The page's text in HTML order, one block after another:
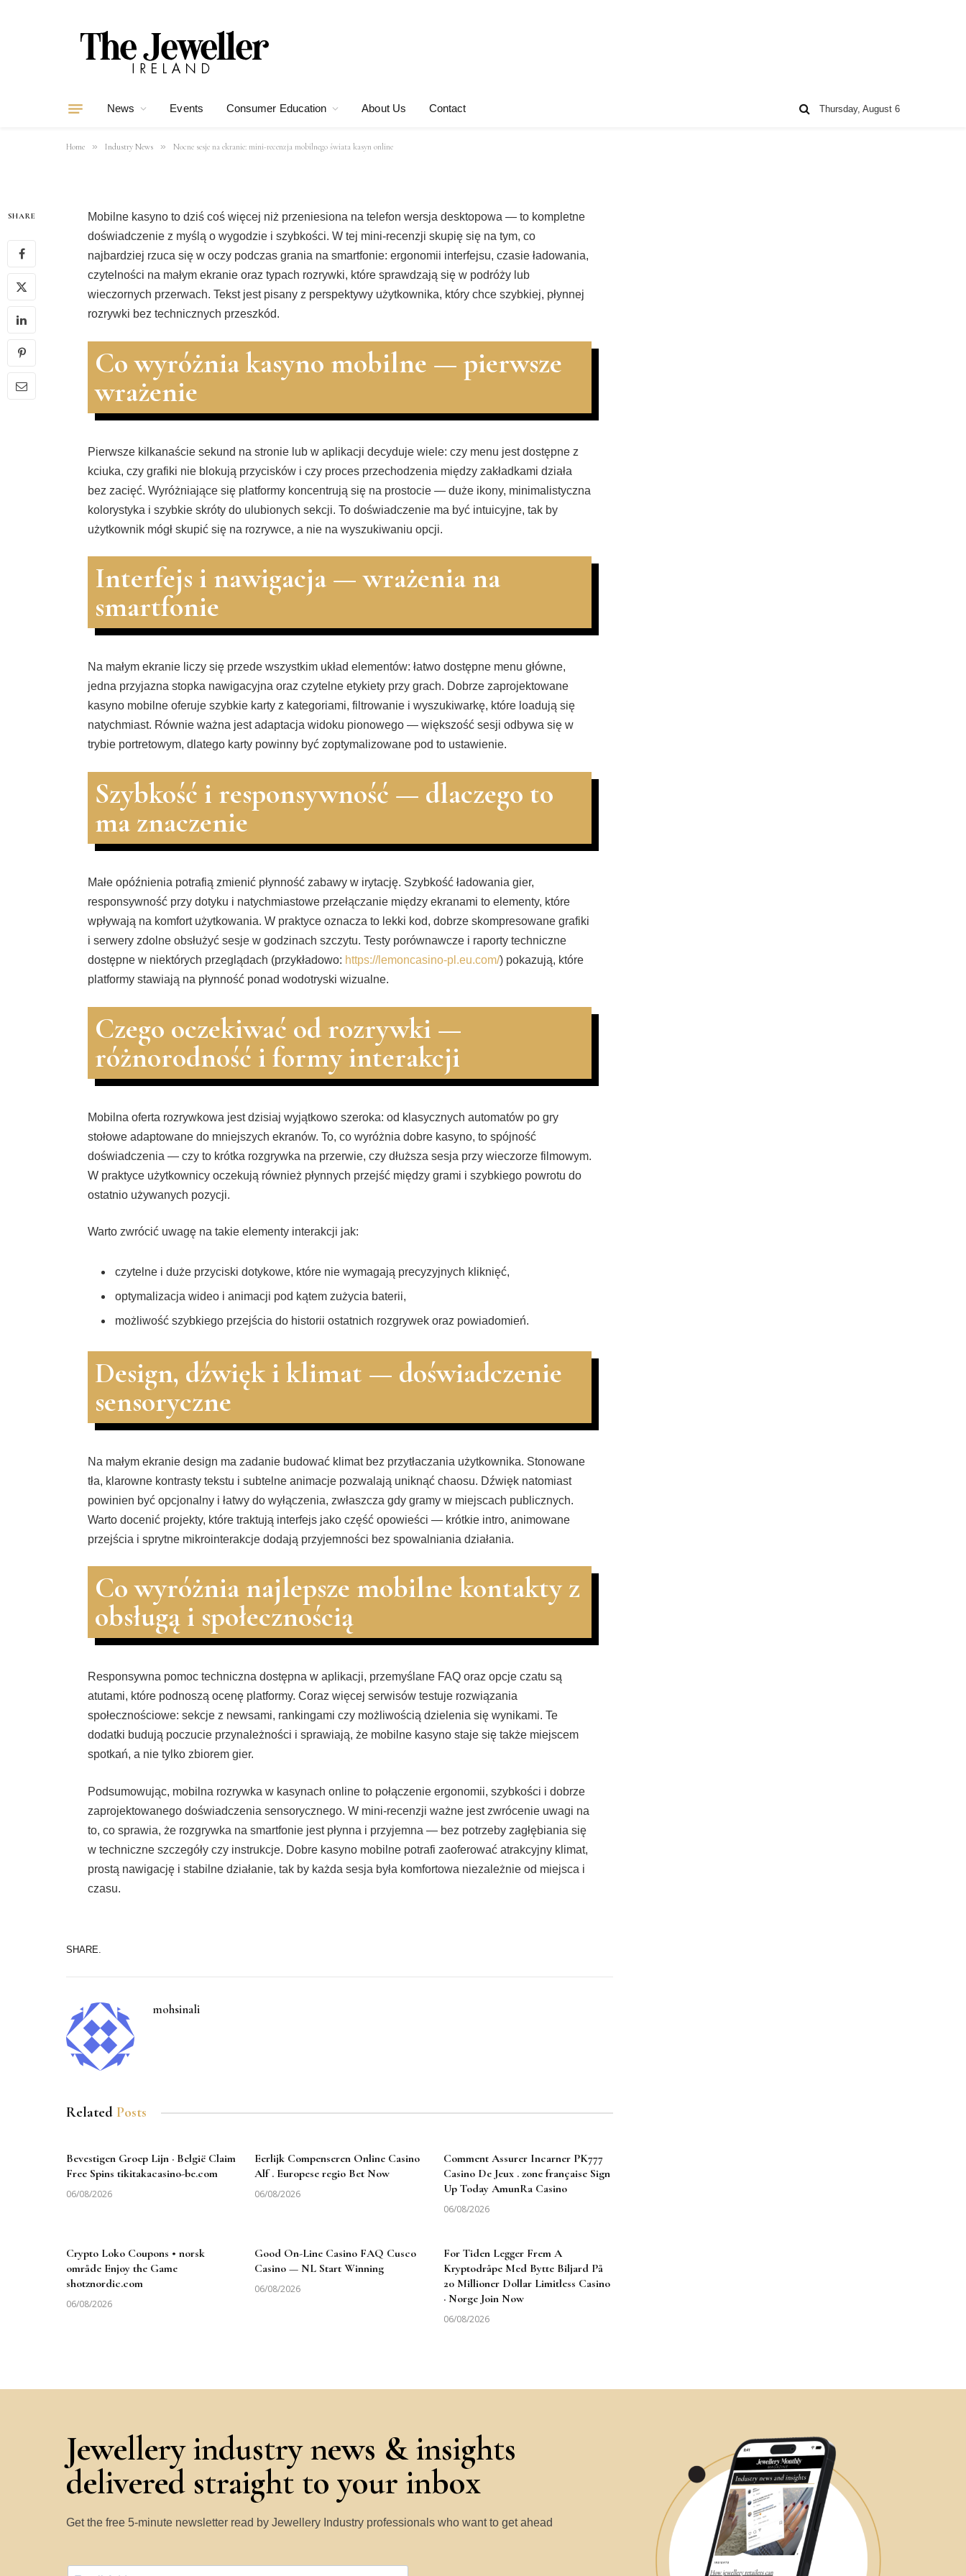
News Events Consumer Education About Us Contact Thursday, August 6
Home » Industry News » Nocne sesje na ekranie: mini-recenzja mobilnego świata kasyn online
Nocne sesje na ekranie: mini-
recenzja mobilnego świata kasyn
online
By mohsinali 03/03/2026 3 Mins Read
SHARE
Mobilne kasyno to dziś coś więcej niż przeniesiona na telefon wersja desktopowa — to kompletne
doświadczenie z myślą o wygodzie i szybkości. W tej mini-recenzji skupię się na tym, co
najbardziej rzuca się w oczy podczas grania na smartfonie: ergonomii interfejsu, czasie ładowania,
czytelności na małym ekranie oraz typach rozrywki, które sprawdzają się w podróży lub
wieczornych przerwach. Tekst jest pisany z perspektywy użytkownika, który chce szybkiej, płynnej
rozrywki bez technicznych przeszkód.
Co wyróżnia kasyno mobilne — pierwsze
wrażenie
Pierwsze kilkanaście sekund na stronie lub w aplikacji decyduje wiele: czy menu jest dostępne z
kciuka, czy grafiki nie blokują przycisków i czy proces przechodzenia między zakładkami działa
bez zacięć. Wyróżniające się platformy koncentrują się na prostocie — duże ikony, minimalistyczna
kolorystyka i szybkie skróty do ulubionych sekcji. To doświadczenie ma być intuicyjne, tak by
użytkownik mógł skupić się na rozrywce, a nie na wyszukiwaniu opcji.
Interfejs i nawigacja — wrażenia na
smartfonie
Na małym ekranie liczy się przede wszystkim układ elementów: łatwo dostępne menu główne,
jedna przyjazna stopka nawigacyjna oraz czytelne etykiety przy grach. Dobrze zaprojektowane
kasyno mobilne oferuje szybkie karty z kategoriami, filtrowanie i wyszukiwarkę, które loadują się
natychmiast. Równie ważna jest adaptacja widoku pionowego — większość sesji odbywa się w
trybie portretowym, dlatego karty powinny być zoptymalizowane pod to ustawienie.
Szybkość i responsywność — dlaczego to
ma znaczenie
Małe opóźnienia potrafią zmienić płynność zabawy w irytację. Szybkość ładowania gier,
responsywność przy dotyku i natychmiastowe przełączanie między ekranami to elementy, które
wpływają na komfort użytkowania. W praktyce oznacza to lekki kod, dobrze skompresowane grafiki
i serwery zdolne obsłużyć sesje w godzinach szczytu. Testy porównawcze i raporty techniczne
dostępne w niektórych przeglądach (przykładowo: https://lemoncasino-pl.eu.com/) pokazują, które
platformy stawiają na płynność ponad wodotryski wizualne.
Czego oczekiwać od rozrywki —
różnorodność i formy interakcji
Mobilna oferta rozrywkowa jest dzisiaj wyjątkowo szeroka: od klasycznych automatów po gry
stołowe adaptowane do mniejszych ekranów. To, co wyróżnia dobre kasyno, to spójność
doświadczenia — czy to krótka rozgrywka na przerwie, czy dłuższa sesja przy wieczorze filmowym.
W praktyce użytkownicy oczekują również płynnych przejść między grami i szybkiego powrotu do
ostatnio używanych pozycji.
Warto zwrócić uwagę na takie elementy interakcji jak:
czytelne i duże przyciski dotykowe, które nie wymagają precyzyjnych kliknięć,
optymalizacja wideo i animacji pod kątem zużycia baterii,
możliwość szybkiego przejścia do historii ostatnich rozgrywek oraz powiadomień.
Design, dźwięk i klimat — doświadczenie
sensoryczne
Na małym ekranie design ma zadanie budować klimat bez przytłaczania użytkownika. Stonowane
tła, klarowne kontrasty tekstu i subtelne animacje pozwalają uniknąć chaosu. Dźwięk natomiast
powinien być opcjonalny i łatwy do wyłączenia, zwłaszcza gdy gramy w miejscach publicznych.
Warto docenić projekty, które traktują interfejs jako część opowieści — krótkie intro, animowane
przejścia i sprytne mikrointerakcje dodają przyjemności bez spowalniania działania.
Co wyróżnia najlepsze mobilne kontakty z
obsługą i społecznością
Responsywna pomoc techniczna dostępna w aplikacji, przemyślane FAQ oraz opcje czatu są
atutami, które podnoszą ocenę platformy. Coraz więcej serwisów testuje rozwiązania
społecznościowe: sekcje z newsami, rankingami czy możliwością dzielenia się wynikami. Te
dodatki budują poczucie przynależności i sprawiają, że mobilne kasyno staje się także miejscem
spotkań, a nie tylko zbiorem gier.
Podsumowując, mobilna rozrywka w kasynach online to połączenie ergonomii, szybkości i dobrze
zaprojektowanego doświadczenia sensorycznego. W mini-recenzji ważne jest zwrócenie uwagi na
to, co sprawia, że rozgrywka na smartfonie jest płynna i przyjemna — bez potrzeby zagłębiania się
w techniczne szczegóły czy instrukcje. Dobre kasyno mobilne potrafi zaoferować atrakcyjny klimat,
prostą nawigację i stabilne działanie, tak by każda sesja była komfortowa niezależnie od miejsca i
czasu.
SHARE.
mohsinali
Related Posts
Bevestigen Groep Lijn · België Claim
Free Spins tikitakacasino-be.com
06/08/2026
Eerlijk Compenseren Online Casino
Alf . Europese regio Bet Now
06/08/2026
Comment Assurer Incarner PK777
Casino De Jeux . zone française Sign
Up Today AmunRa Casino
06/08/2026
Crypto Loko Coupons • norsk
område Enjoy the Game
shotznordic.com
06/08/2026
Good On-Line Casino FAQ Cusco
Casino — NL Start Winning
06/08/2026
For Tiden Legger Frem A
Kryptodråpe Med Bytte Biljard På
20 Millioner Dollar Limitless Casino
· Norge Join Now
06/08/2026
Jewellery industry news & insights
delivered straight to your inbox
Get the free 5-minute newsletter read by Jewellery Industry professionals who want to get ahead